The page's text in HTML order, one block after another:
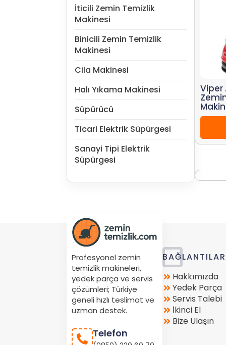
İticili Zemin Temizlik
Makinesi
Binicili Zemin Temizlik
Makinesi
Cila Makinesi
Halı Yıkama Makinesi
Süpürücü
Ticari Elektrik Süpürgesi
Sanayi Tipi Elektrik
Süpürgesi
Viper
Profesyonel zemin
temizlik makineleri,
yedek parça ve servis
çözümleri; Türkiye
geneli hızlı teslimat ve
uzman destek.
Telefon
BAĞLANTILAR
Store
Location
Hakkımızda
Yedek Parça
Servis Talebi
İkinci El
Bize Ulaşın